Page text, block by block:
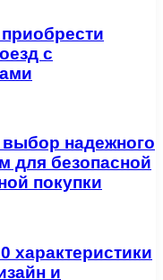
с
надежного
для безопасной
покупки
характеристики
и